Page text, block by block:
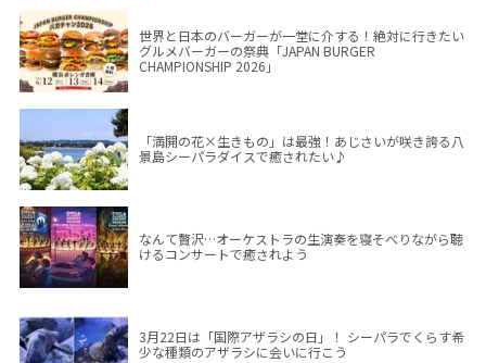
世界と日本のバーガーが一堂に介する！絶対に行きたい
グルメバーガーの祭典「JAPAN BURGER
CHAMPIONSHIP 2026」
「満開の花×生きもの」は最強！あじさいが咲き誇る八
景島シーパラダイスで癒されたい♪
なんて贅沢…オーケストラの生演奏を寝そべりながら聴
けるコンサートで癒されよう
3月22日は「国際アザラシの日」！ シーパラでくらす希
少な種類のアザラシに会いに行こう